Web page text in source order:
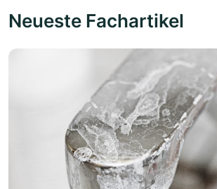
Neueste Fachartikel